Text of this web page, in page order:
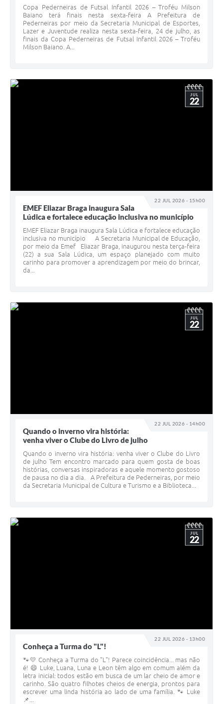
Copa Pederneiras de Futsal Infantil 2026 – Troféu Milson
Baiano terá finais nesta sexta-feira A Prefeitura de
Pederneiras por meio da Secretaria Municipal de Esportes,
Lazer e Juventude realiza nesta sexta-feira, 24 de julho, as
finais da Copa Pederneiras de Futsal Infantil 2026 – Troféu
Milson Baiano. A...
22 JUL 2026 - 15h00
JUL
22
EMEF Eliazar Braga inaugura Sala
Lúdica e fortalece educação inclusiva no município
EMEF Eliazar Braga inaugura Sala Lúdica e fortalece educação
inclusiva no município A Secretaria Municipal de Educação,
por meio da Emef Eliazar Braga, inaugurou nesta terça-feira
(22) a sua Sala Lúdica, um espaço planejado com muito
carinho para promover a aprendizagem por meio do brincar,
da...
22 JUL 2026 - 14h00
JUL
22
Quando o inverno vira história:
venha viver o Clube do Livro de julho
Quando o inverno vira história: venha viver o Clube do Livro
de julho Tem encontro marcado para quem gosta de boas
histórias, conversas inspiradoras e aquele momento gostoso
de pausa no dia a dia. A Prefeitura de Pederneiras, por meio
da Secretaria Municipal de Cultura e Turismo e a Biblioteca...
22 JUL 2026 - 13h00
JUL
22
Conheça a Turma do "L"!
🐾💛 Conheça a Turma do "L"! Parece coincidência... mas não
é! 😄 Luke, Luana, Luna e Leon têm algo em comum além da
letra inicial: todos estão em busca de um lar cheio de amor e
carinho. São quatro filhotes cheios de energia, prontos para
escrever uma linda história ao lado de uma família. 🐾 Luke
📌...